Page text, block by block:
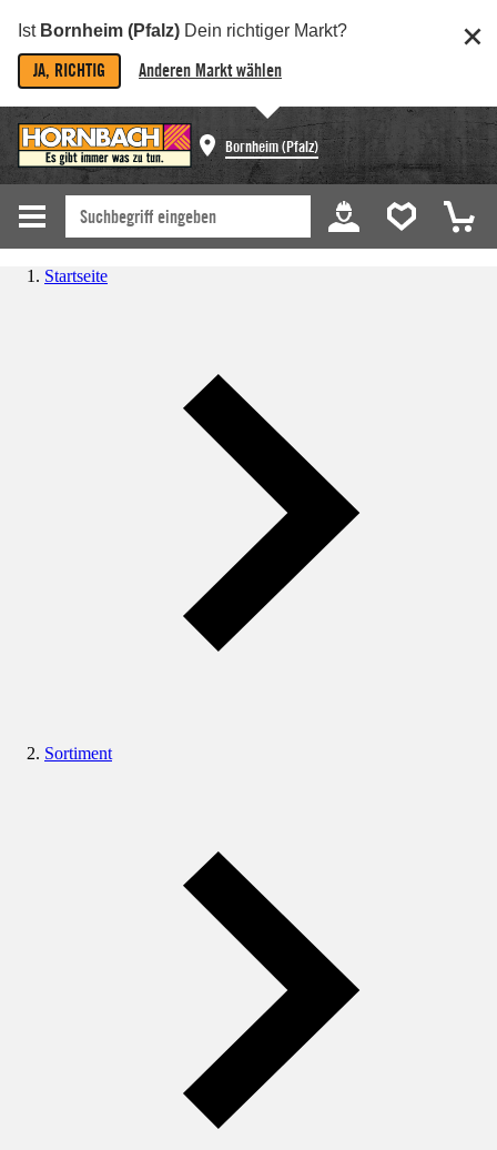
Ist Bornheim (Pfalz) Dein richtiger Markt?
JA, RICHTIG Anderen Markt wählen
Bornheim (Pfalz)
Startseite
Sortiment